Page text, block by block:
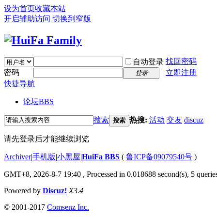
设为首页收藏本站
开启辅助访问 切换到窄版
自动登录 找回密码
密码
登录
立即注册
快捷导航
论坛BBS
搜索 搜索 热搜: 活动 交友 discuz
请先登录后才能继续浏览
Archiver|手机版|小黑屋|HuiFa BBS ( 鲁ICP备09079540号 )
GMT+8, 2026-8-7 19:40 , Processed in 0.018688 second(s), 5
Powered by Discuz! X3.4
© 2001-2017 Comsenz Inc.